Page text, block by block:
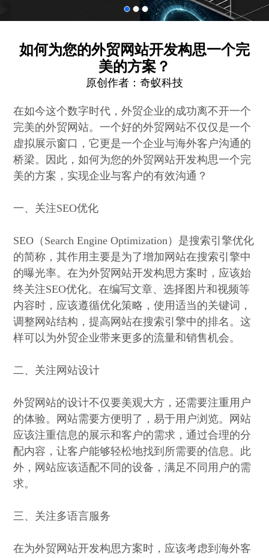
如何为您的外贸网站开发构思一个完
美的方案？
原创作者： 奇蚁科技
在如今这个数字时代，外贸企业的成功离不开一个
完美的外贸网站。一个好的外贸网站不仅仅是一个
虚拟展示窗口，它更是一个企业与海外客户沟通的
桥梁。因此，如何为您的外贸网站开发构思一个完
美的方案，实现企业与客户的有效沟通？
一、关注SEO优化
SEO（Search Engine Optimization）是搜索引擎优化
的简称，其作用主要是为了增加网站在搜索引擎中
的曝光率。在为外贸网站开发构思方案时，应该始
终关注SEO优化。在编写文章、选择图片和视频等
内容时，应该遵循优化策略，使用适当的关键词，
调整网站结构，提高网站在搜索引擎中的排名。这
样可以为外贸企业带来更多的流量和销售机会。
二、关注网站设计
外贸网站的设计不仅要美观大方，还需要注重用户
的体验。网站需要方便明了，易于用户浏览。网站
应该注重信息的展示和客户的需求，通过合理的分
配内容，让客户能够轻松地找到所需要的信息。此
外，网站应该适配不同的设备，满足不同用户的需
求。
三、关注多语言服务
在为外贸网站开发构思方案时，应该考虑到海外客